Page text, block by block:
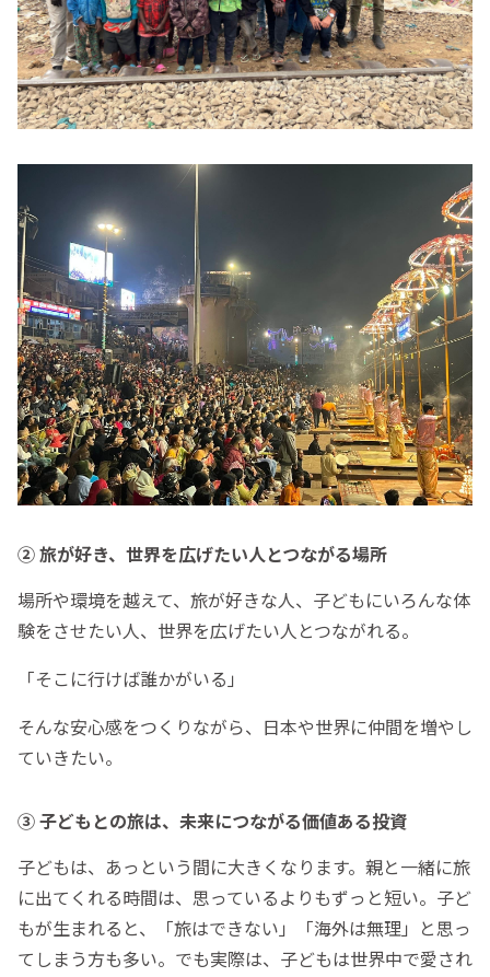
② 旅が好き、世界を広げたい人とつながる場所
場所や環境を越えて、旅が好きな人、子どもにいろんな体
験をさせたい人、世界を広げたい人とつながれる。
「そこに行けば誰かがいる」
そんな安心感をつくりながら、日本や世界に仲間を増やし
ていきたい。
③ 子どもとの旅は、未来につながる価値ある投資
子どもは、あっという間に大きくなります。親と一緒に旅
に出てくれる時間は、思っているよりもずっと短い。子ど
もが生まれると、「旅はできない」「海外は無理」と思っ
てしまう方も多い。でも実際は、子どもは世界中で愛され